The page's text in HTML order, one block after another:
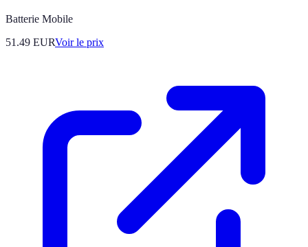
Batterie Mobile
51.49 EURVoir le prix